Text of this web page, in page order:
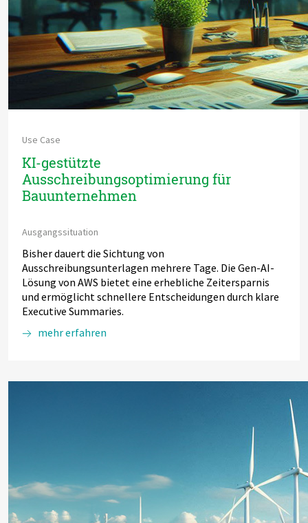
Use Case
KI-gestützte
Ausschreibungsoptimierung für
Bauunternehmen
Ausgangssituation
Bisher dauert die Sichtung von
Ausschreibungsunterlagen mehrere Tage. Die Gen-AI-
Lösung von AWS bietet eine erhebliche Zeitersparnis
und ermöglicht schnellere Entscheidungen durch klare
Executive Summaries.
mehr erfahren